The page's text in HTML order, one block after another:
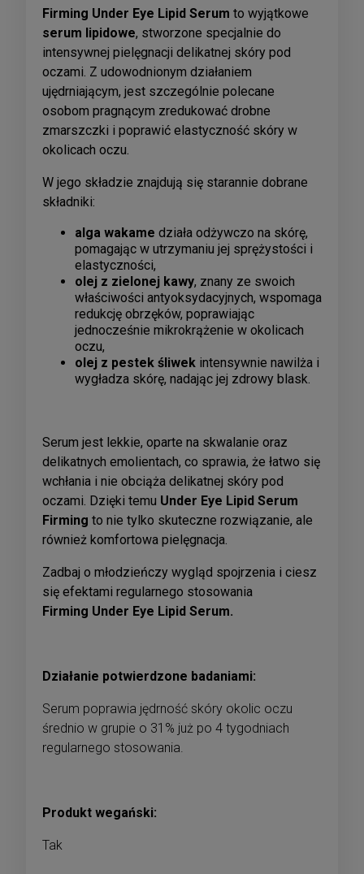
Firming Under Eye Lipid Serum to wyjątkowe
serum lipidowe, stworzone specjalnie do
intensywnej pielęgnacji delikatnej skóry pod
oczami. Z udowodnionym działaniem
ujędrniającym, jest szczególnie polecane
osobom pragnącym zredukować drobne
zmarszczki i poprawić elastyczność skóry w
okolicach oczu.
W jego składzie znajdują się starannie dobrane
składniki:
alga wakame działa odżywczo na skórę,
pomagając w utrzymaniu jej sprężystości i
elastyczności,
olej z zielonej kawy, znany ze swoich
właściwości antyoksydacyjnych, wspomaga
redukcję obrzęków, poprawiając
jednocześnie mikrokrążenie w okolicach
oczu,
olej z pestek śliwek intensywnie nawilża i
wygładza skórę, nadając jej zdrowy blask.
Serum jest lekkie, oparte na skwalanie oraz
delikatnych emolientach, co sprawia, że łatwo się
wchłania i nie obciąża delikatnej skóry pod
oczami. Dzięki temu Under Eye Lipid Serum
Firming to nie tylko skuteczne rozwiązanie, ale
również komfortowa pielęgnacja.
Zadbaj o młodzieńczy wygląd spojrzenia i ciesz
się efektami regularnego stosowania
Firming Under Eye Lipid Serum.
Działanie potwierdzone badaniami:
Serum poprawia jędrność skóry okolic oczu
średnio w grupie o 31% już po 4 tygodniach
regularnego stosowania.
Produkt wegański:
Tak